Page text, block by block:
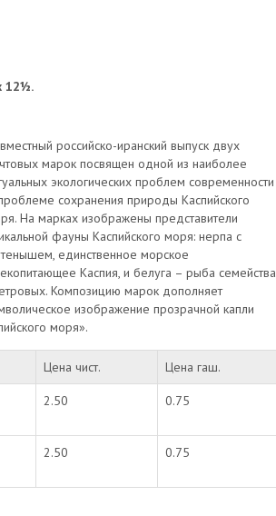
12½.
российско-иранский выпуск двух
марок посвящен одной из наиболее
экологических проблем современности
сохранения природы Каспийского
На марках изображены представители
фауны Каспийского моря: нерпа с
единственное морское
Каспия, и белуга – рыба семейства
Композицию марок дополняет
изображение прозрачной капли
моря».
Цена чист. Цена гаш.
2.50 0.75
2.50 0.75